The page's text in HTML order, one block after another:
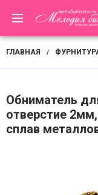
ГЛАВНАЯ /
Обниматель
отверстие
сплав